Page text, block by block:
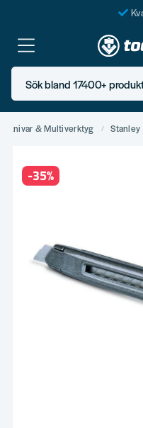
En
Sök bland 17400+ produkter..
Knivar & Multiverktyg
-35%